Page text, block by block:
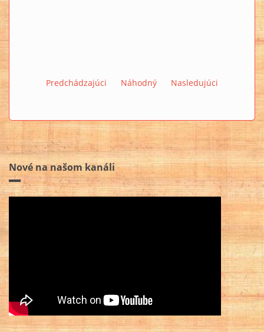
Predchádzajúci Náhodný Nasledujúci
Nové na našom kanáli